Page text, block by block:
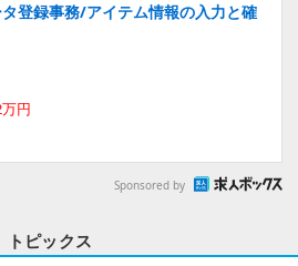
登録事務/アイテム情報の入力と確
円
Sponsored by
トピックス